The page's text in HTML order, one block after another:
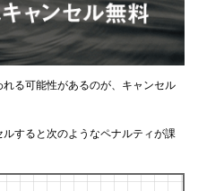
る可能性があるのが、キャンセル
すると次のようなペナルティが課